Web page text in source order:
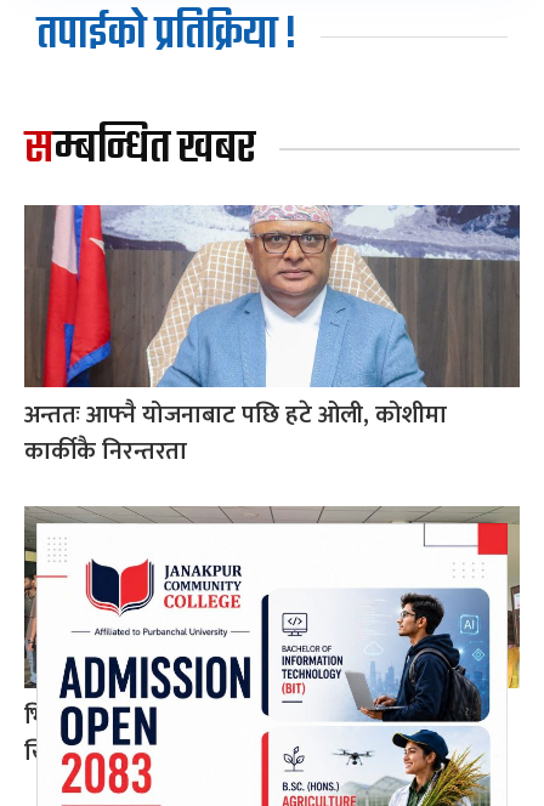
तपाईको प्रतिक्रिया !
सम्बन्धित खबर
अन्ततः आफ्नै योजनाबाट पछि हटे ओली, कोशीमा
कार्कीकै निरन्तरता
भिडभाड लुकाउन सिभिल अस्पतालमा फोटो–भिडियो
खिच्न रोक